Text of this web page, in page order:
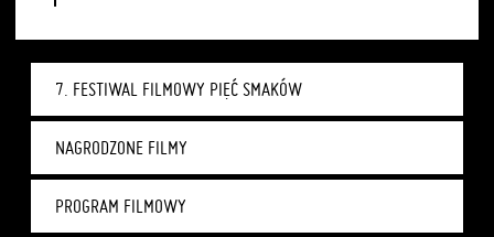
7. FESTIWAL FILMOWY PIĘĆ SMAKÓW
NAGRODZONE FILMY
PROGRAM FILMOWY